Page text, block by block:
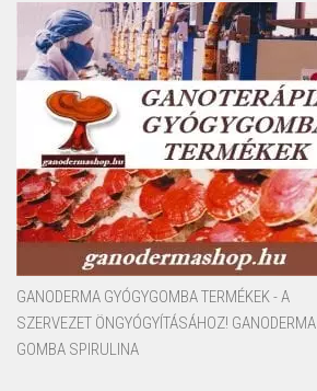
GANODERMA GYÓGYGOMBA TERMÉKEK - A
SZERVEZET ÖNGYÓGYÍTÁSÁHOZ! GANODERMA
GOMBA SPIRULINA